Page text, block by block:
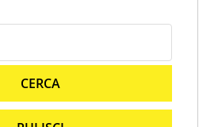
CERCA